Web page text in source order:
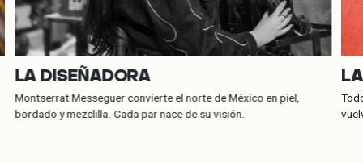
LA DISEÑADORA
Montserrat Messeguer convierte el norte de México en piel,
bordado y mezclilla. Cada par nace de su visión.